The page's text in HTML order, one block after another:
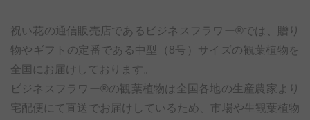
祝い花の通信販売店であるビジネスフラワー®では、贈り
物やギフトの定番である中型（8号）サイズの観葉植物を
全国にお届けしております。
ビジネスフラワー®の観葉植物は全国各地の生産農家より
宅配便にて直送でお届けしているため、市場や生観葉植物